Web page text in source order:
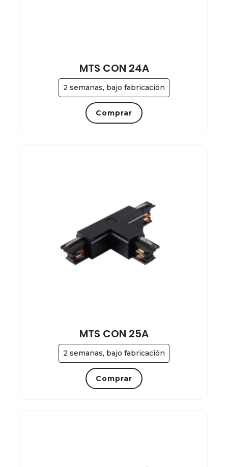
2 semanas, bajo fabricación
MTS CON 24A
Comprar
2 semanas, bajo fabricación
MTS CON 25A
Comprar